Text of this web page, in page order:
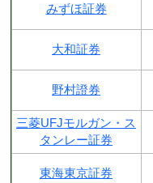
みずほ証券
大和証券
野村證券
三菱UFJモルガン・ス
タンレー証券
東海東京証券